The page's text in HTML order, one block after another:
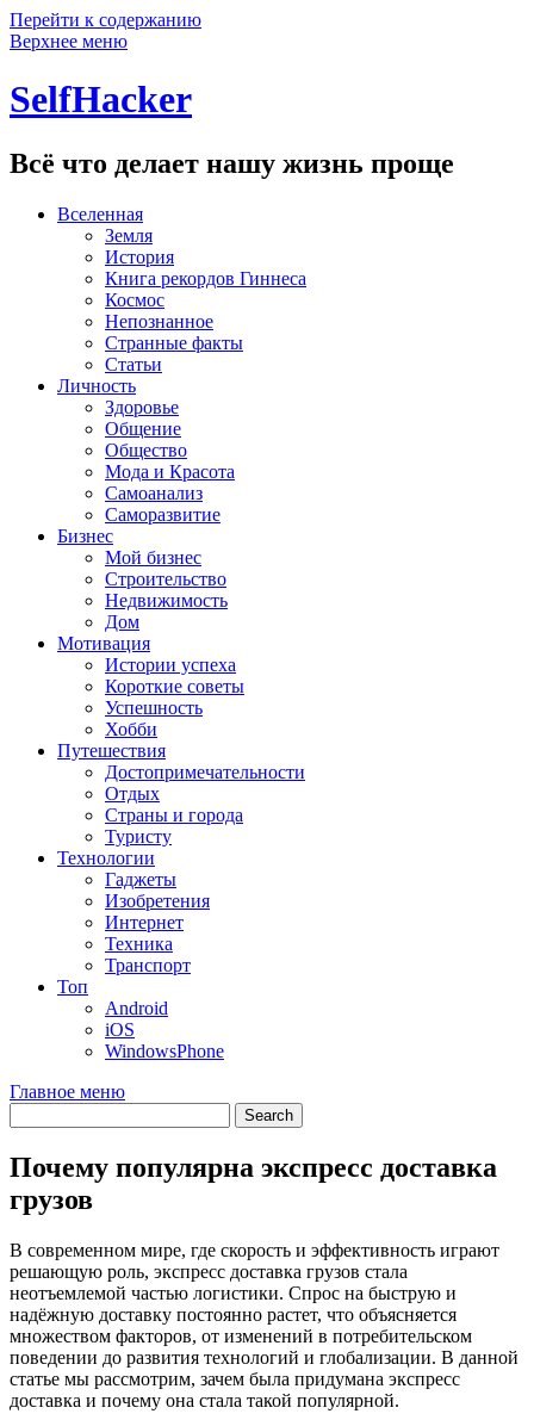
Перейти к содержанию
Верхнее меню
SelfHacker
Всё что делает нашу жизнь проще
Вселенная
Земля
История
Книга рекордов Гиннеса
Космос
Непознанное
Странные факты
Статьи
Личность
Здоровье
Общение
Общество
Мода и Красота
Самоанализ
Саморазвитие
Бизнес
Мой бизнес
Строительство
Недвижимость
Дом
Мотивация
Истории успеха
Короткие советы
Успешность
Хобби
Путешествия
Достопримечательности
Отдых
Страны и города
Туристу
Технологии
Гаджеты
Изобретения
Интернет
Техника
Транспорт
Топ
Android
iOS
WindowsPhone
Главное меню
Почему популярна экспресс доставка
грузов
В современном мире, где скорость и эффективность играют
решающую роль, экспресс доставка грузов стала
неотъемлемой частью логистики. Спрос на быструю и
надёжную доставку постоянно растет, что объясняется
множеством факторов, от изменений в потребительском
поведении до развития технологий и глобализации. В данной
статье мы рассмотрим, зачем была придумана экспресс
доставка и почему она стала такой популярной.